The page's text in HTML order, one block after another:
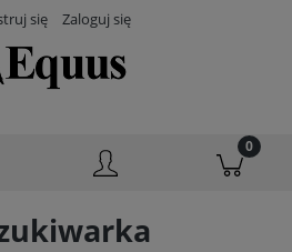
się Zaloguj się